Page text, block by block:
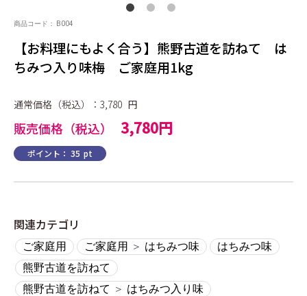
商品コード： B004
【お料理にもよく合う】熊野古道を訪ねて は
ちみつ入り味梅 ご家庭用1kg
通常価格（税込）：3,780 円
販売価格（税込） 3,780円
ポイント： 35 pt
関連カテゴリ
ご家庭用 ご家庭用 ＞ はちみつ味
はちみつ味
熊野古道を訪ねて
熊野古道を訪ねて ＞ はちみつ入り味